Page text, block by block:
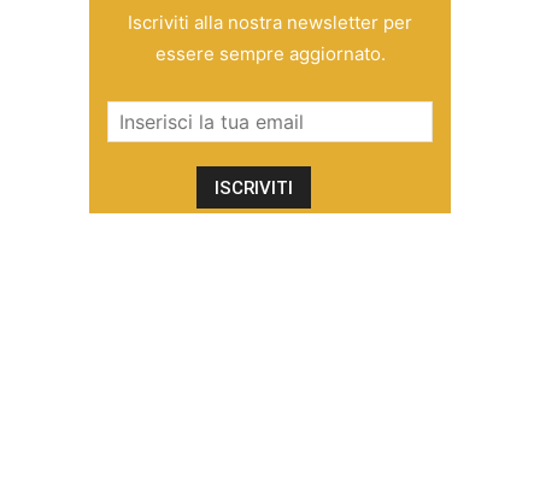
Iscriviti alla nostra newsletter per
essere sempre aggiornato.